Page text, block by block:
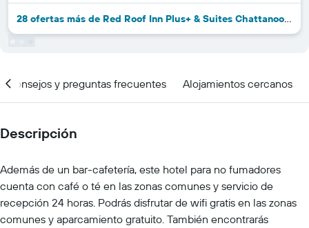
28 ofertas más de Red Roof Inn Plus+ & Suites Chattanooga - Downtown
Consejos y preguntas frecuentes Alojamientos cercanos
Descripción
Además de un bar-cafetería, este hotel para no fumadores
cuenta con café o té en las zonas comunes y servicio de
recepción 24 horas. Podrás disfrutar de wifi gratis en las zonas
comunes y aparcamiento gratuito. También encontrarás